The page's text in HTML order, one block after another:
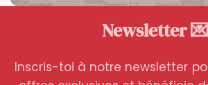
Newsletter 💌
Inscris-toi à notre newsletter